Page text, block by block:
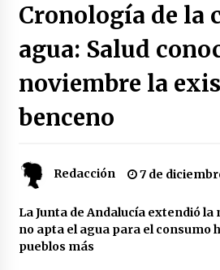
Por qué el
divertido (y cada vez
10 de noviembre
Plaga de pulgas en
5.500 efectivos se
17 de mayo de
Leyendas del Betis y del Sevilla vuelven
terreno de juego en un derbi a
Cronología de la
agua: Salud
noviembre la
benceno
Redacción 7 de
La Junta de Andalucía extendió la
no apta el agua para el consumo
pueblos más